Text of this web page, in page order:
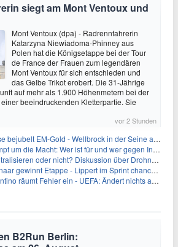
siegt am Mont Ventoux und
Mont Ventoux (dpa) - Radrennfahrerin
Katarzyna Niewiadoma-Phinney aus
Polen hat die Königsetappe bei der Tour
de France der Frauen zum legendären
Mont Ventoux für sich entschieden und
das Gelbe Trikot erobert. Die 31-Jährige
auf mehr als 1.900 Höhenmetern bei der
beeindruckenden Kletterpartie. Sie
vor 2 Stunden
bejubelt EM-Gold - Wellbrock in der Seine ausgebremst
um die Macht: Wer ist für und wer gegen Infantino?
oder nicht? Diskussion über Drohnenabwehr
gewinnt Etappe - Lippert im Sprint chancenlos
räumt Fehler ein - UEFA: Ändert nichts an Boykott
B2Run Berlin: